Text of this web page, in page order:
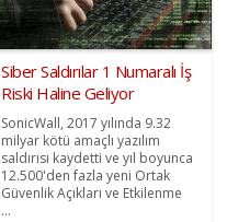
Siber Saldırılar 1 Numaralı İş
Riski Haline Geliyor
SonicWall, 2017 yılında 9.32
milyar kötü amaçlı yazılım
saldırısı kaydetti ve yıl boyunca
12.500'den fazla yeni Ortak
Güvenlik Açıkları ve Etkilenme
...